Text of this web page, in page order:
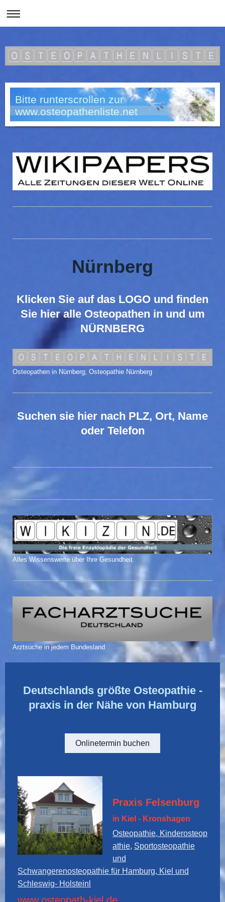
Bitte runterscrollen zur
www.osteopathenliste.net
Nürnberg
Klicken Sie auf das LOGO und finden
Sie hier alle Osteopathen in und um
NÜRNBERG
Osteopathen in Nürnberg; Osteopathie Nürnberg
Suchen sie hier nach PLZ, Ort, Name
oder Telefon
Alles Wissenswerte über Ihre Gesundheit
Arztsuche in jedem Bundesland
Deutschlands größte Osteopathie -
praxis in der Nähe von Hamburg
Onlinetermin buchen
Praxis Felsenburg
in Kiel - Kronshagen
Osteopathie, Kinderosteop
athie, Sportosteopathie
und
Schwangerenosteopathie für Hamburg, Kiel und
Schleswig- Holstein